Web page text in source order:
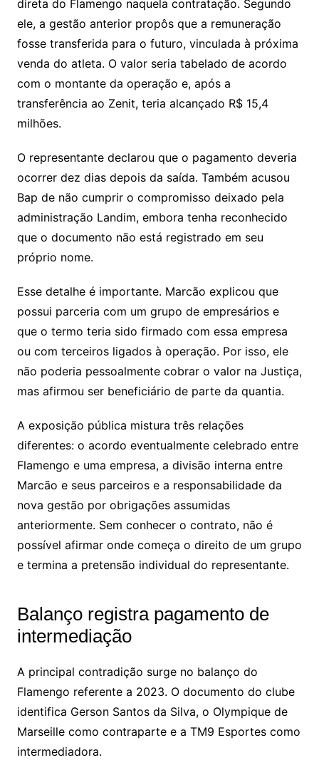
direta do Flamengo naquela contratação. Segundo
ele, a gestão anterior propôs que a remuneração
fosse transferida para o futuro, vinculada à próxima
venda do atleta. O valor seria tabelado de acordo
com o montante da operação e, após a
transferência ao Zenit, teria alcançado R$ 15,4
milhões.
O representante declarou que o pagamento deveria
ocorrer dez dias depois da saída. Também acusou
Bap de não cumprir o compromisso deixado pela
administração Landim, embora tenha reconhecido
que o documento não está registrado em seu
próprio nome.
Esse detalhe é importante. Marcão explicou que
possui parceria com um grupo de empresários e
que o termo teria sido firmado com essa empresa
ou com terceiros ligados à operação. Por isso, ele
não poderia pessoalmente cobrar o valor na Justiça,
mas afirmou ser beneficiário de parte da quantia.
A exposição pública mistura três relações
diferentes: o acordo eventualmente celebrado entre
Flamengo e uma empresa, a divisão interna entre
Marcão e seus parceiros e a responsabilidade da
nova gestão por obrigações assumidas
anteriormente. Sem conhecer o contrato, não é
possível afirmar onde começa o direito de um grupo
e termina a pretensão individual do representante.
Balanço registra pagamento de
intermediação
A principal contradição surge no balanço do
Flamengo referente a 2023. O documento do clube
identifica Gerson Santos da Silva, o Olympique de
Marseille como contraparte e a TM9 Esportes como
intermediadora.